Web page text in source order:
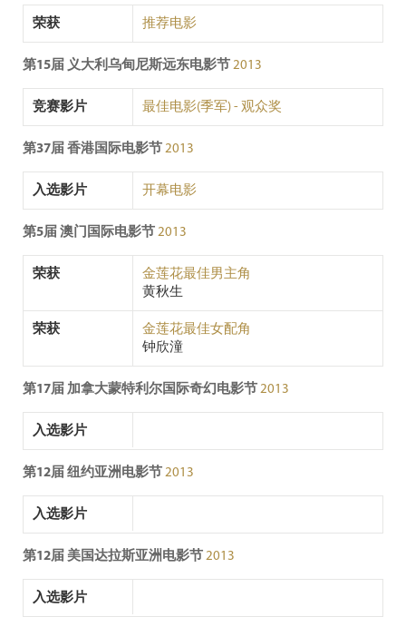
荣获 推荐电影
第15届 义大利乌甸尼斯远东电影节 2013
竞赛影片 最佳电影(季军) - 观众奖
第37届 香港国际电影节 2013
入选影片 开幕电影
第5届 澳门国际电影节 2013
荣获
金莲花最佳男主角
黄秋生
荣获
金莲花最佳女配角
钟欣潼
第17届 加拿大蒙特利尔国际奇幻电影节 2013
入选影片
第12届 纽约亚洲电影节 2013
入选影片
第12届 美国达拉斯亚洲电影节 2013
入选影片